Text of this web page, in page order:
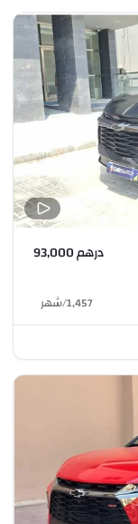
درهم 93,000
1,457
/شهر